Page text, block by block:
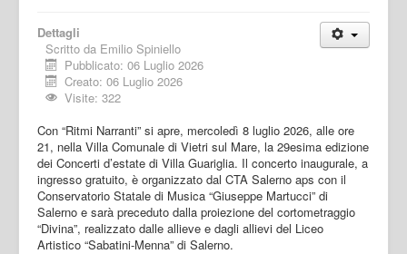
Dettagli
Scritto da Emilio Spiniello
Pubblicato: 06 Luglio 2026
Creato: 06 Luglio 2026
Visite: 322
Con “Ritmi Narranti” si apre, mercoledì 8 luglio 2026, alle ore
21, nella Villa Comunale di Vietri sul Mare, la 29esima edizione
dei Concerti d’estate di Villa Guariglia. Il concerto inaugurale, a
ingresso gratuito, è organizzato dal CTA Salerno aps con il
Conservatorio Statale di Musica “Giuseppe Martucci” di
Salerno e sarà preceduto dalla proiezione del cortometraggio
“Divina”, realizzato dalle allieve e dagli allievi del Liceo
Artistico “Sabatini-Menna” di Salerno.